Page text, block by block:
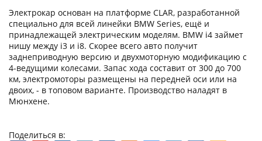
Электрокар основан на платформе CLAR, разработанной
специально для всей линейки BMW Series, ещё и
принадлежащей электрическим моделям. BMW i4 займет
нишу между i3 и i8. Скорее всего авто получит
заднеприводную версию и двухмоторную модификацию с
4-ведущими колесами. Запас хода составит от 300 до 700
км, электромоторы размещены на передней оси или на
двоих, - в топовом варианте. Производство наладят в
Мюнхене.
Поделиться в: